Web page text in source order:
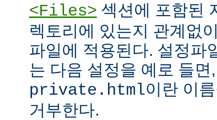
<Files> 섹션에 포함된
렉토리에 있는지 관계없
파일에 적용된다. 설정파
는 다음 설정을 예로 들
private.html이란 이
거부한다.